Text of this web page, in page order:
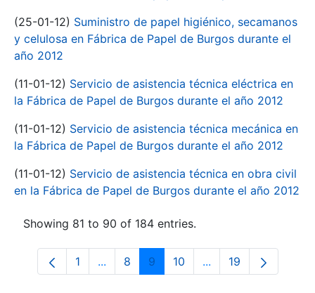
(25-01-12) Suministro de papel higiénico, secamanos
y celulosa en Fábrica de Papel de Burgos durante el
año 2012
(11-01-12) Servicio de asistencia técnica eléctrica en
la Fábrica de Papel de Burgos durante el año 2012
(11-01-12) Servicio de asistencia técnica mecánica en
la Fábrica de Papel de Burgos durante el año 2012
(11-01-12) Servicio de asistencia técnica en obra civil
en la Fábrica de Papel de Burgos durante el año 2012
Showing 81 to 90 of 184 entries.
Page
1 ...Intermediate Pages Use TAB to
Page
8 Page
9 Page
10 ...Intermediate Pages
Page
19